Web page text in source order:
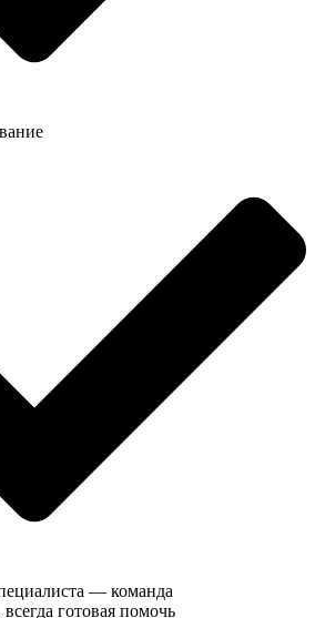
— команда
готовая помочь